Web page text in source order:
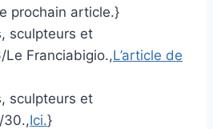
prochain article.}
sculpteurs et
Franciabigio.,L’article de
sculpteurs et
30.,Ici.}